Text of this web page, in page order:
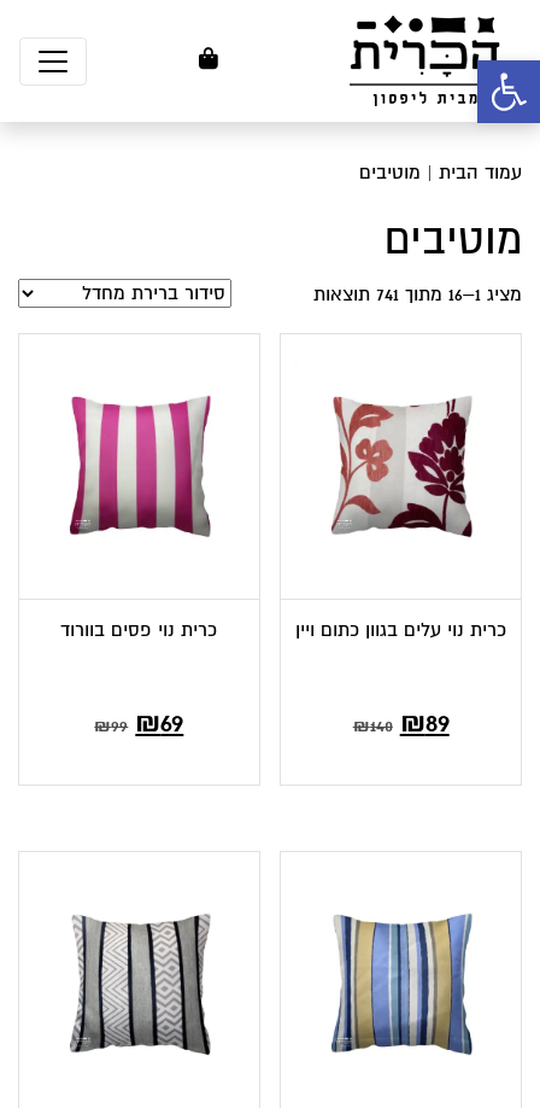
פתח סרגל נגישות
עמוד הבית | מוטיבים
מוטיבים
מציג 1–16 מתוך 741 תוצאות
כרית נוי עלים בגוון כתום ויין
₪140 המחיר
₪140.
₪89המחיר
₪89.
כרית נוי פסים בוורוד
₪99 ₪69